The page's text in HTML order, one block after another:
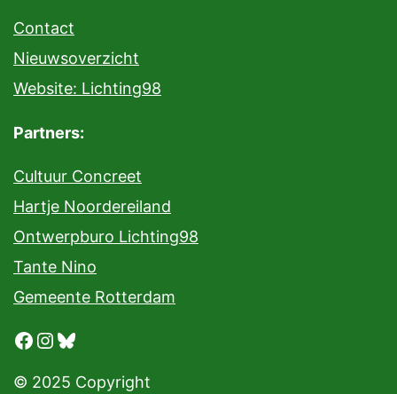
Contact
Nieuwsoverzicht
Website: Lichting98
Partners:
Cultuur Concreet
Hartje Noordereiland
Ontwerpburo Lichting98
Tante Nino
Gemeente Rotterdam
Facebook
Instagram
Bluesky
© 2025 Copyright